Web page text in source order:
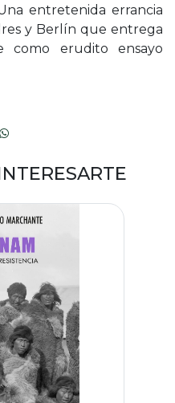
entretenida errancia
y Berlín que entrega
como erudito ensayo